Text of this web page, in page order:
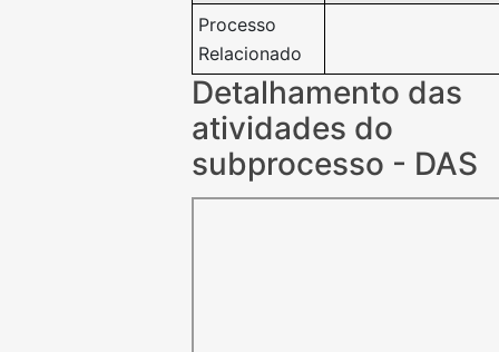
Processo
Relacionado
Detalhamento das
atividades do
subprocesso - DAS